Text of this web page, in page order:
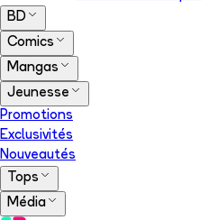
BD
Comics
Mangas
Jeunesse
Promotions
Exclusivités
Nouveautés
Tops
Média